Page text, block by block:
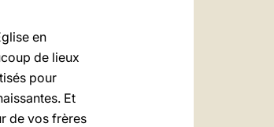
en
de lieux
pour
Et
de vos frères